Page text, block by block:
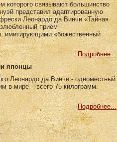
которого связывают большинство
представил адаптированную
Леонардо да Винчи «Тайная
прием
имитирующими «божественный
Подробнее...
японцы
Леонардо да Винчи - одноместный
в мире – всего 75 килограмм.
Подробнее...